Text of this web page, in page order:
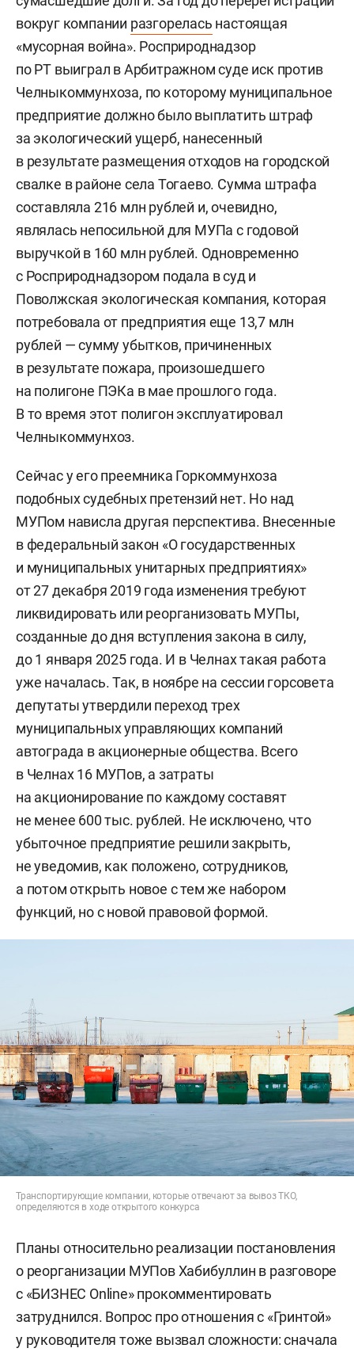
вокруг компании разгорелась настоящая
«мусорная война». Росприроднадзор
по РТ выиграл в Арбитражном суде иск против
Челныкоммунхоза, по которому муниципальное
предприятие должно было выплатить штраф
за экологический ущерб, нанесенный
в результате размещения отходов на городской
свалке в районе села Тогаево. Сумма штрафа
составляла 216 млн рублей и, очевидно,
являлась непосильной для МУПа с годовой
выручкой в 160 млн рублей. Одновременно
с Росприроднадзором подала в суд и
Поволжская экологическая компания, которая
потребовала от предприятия еще 13,7 млн
рублей — сумму убытков, причиненных
в результате пожара, произошедшего
на полигоне ПЭКа в мае прошлого года.
В то время этот полигон эксплуатировал
Челныкоммунхоз.
Сейчас у его преемника Горкоммунхоза
подобных судебных претензий нет. Но над
МУПом нависла другая перспектива. Внесенные
в федеральный закон «О государственных
и муниципальных унитарных предприятиях»
от 27 декабря 2019 года изменения требуют
ликвидировать или реорганизовать МУПы,
созданные до дня вступления закона в силу,
до 1 января 2025 года. И в Челнах такая работа
уже началась. Так, в ноябре на сессии горсовета
депутаты утвердили переход трех
муниципальных управляющих компаний
автограда в акционерные общества. Всего
в Челнах 16 МУПов, а затраты
на акционирование по каждому составят
не менее 600 тыс. рублей. Не исключено, что
убыточное предприятие решили закрыть,
не уведомив, как положено, сотрудников,
а потом открыть новое с тем же набором
функций, но с новой правовой формой.
Транспортирующие компании, которые отвечают за вывоз ТКО,
определяются в ходе открытого конкурса
Планы относительно реализации постановления
о реорганизации МУПов Хабибуллин в разговоре
с «БИЗНЕС Online» прокомментировать
затруднился. Вопрос про отношения с «Гринтой»
у руководителя тоже вызвал сложности: сначала